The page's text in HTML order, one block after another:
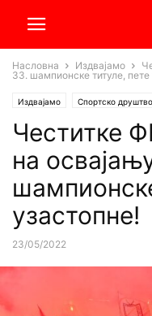
Насловна Издвајамо
33. шампионске титуле, пете
Издвајамо Спортско друштво
Честитке
на
узастопне!
23/05/2022